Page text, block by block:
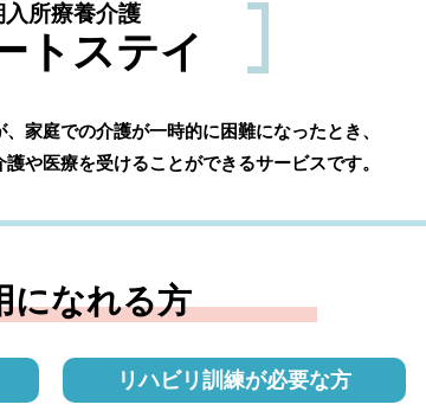
入所療養介護
トステイ
家庭での介護が一時的に困難になったとき、
や医療を受けることができるサービスです。
になれる方
リハビリ訓練が必要な方